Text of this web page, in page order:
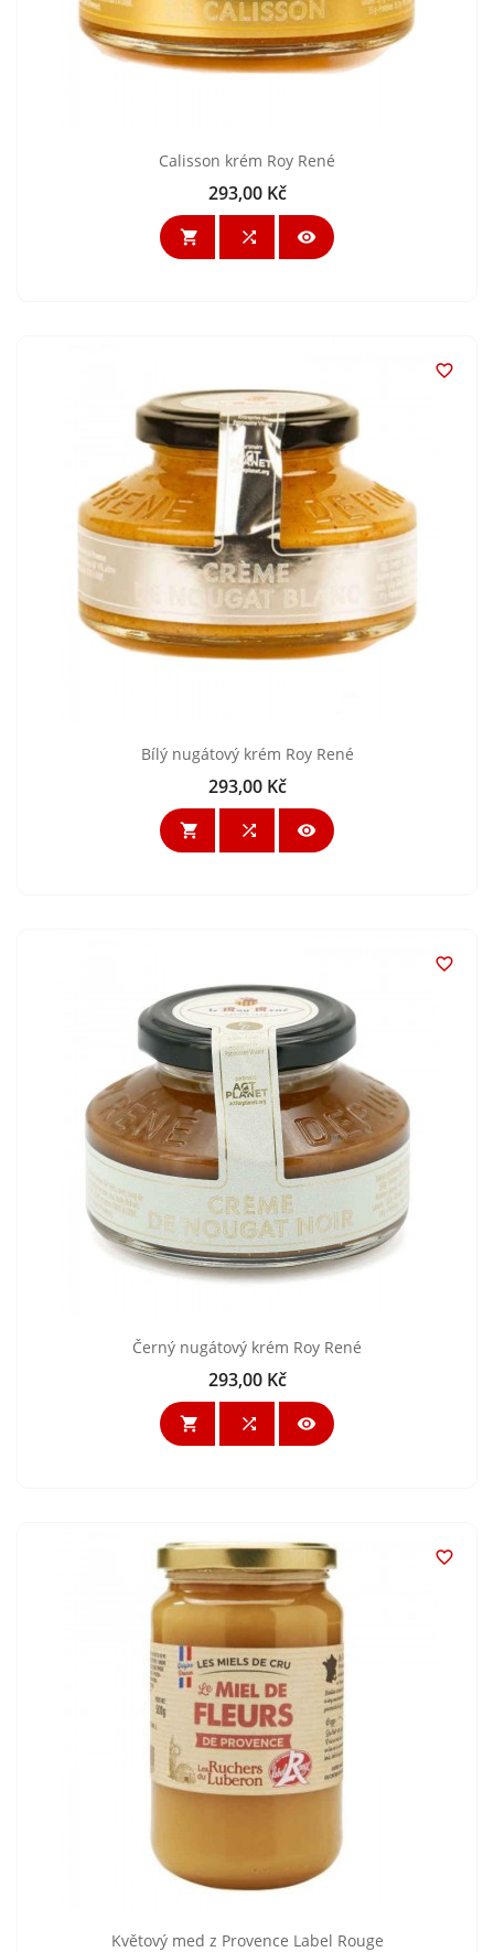
Calisson krém Roy René
Cena
293,00 Kč
  

Bílý nugátový krém Roy René
Cena
293,00 Kč
  

Černý nugátový krém Roy René
Cena
293,00 Kč
  

Květový med z Provence Label Rouge